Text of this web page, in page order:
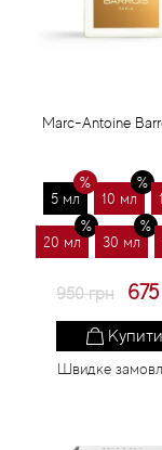
Marc-Antoine
5 мл 10 мл
20 мл 30 мл
950 грн
Купити
Швидке